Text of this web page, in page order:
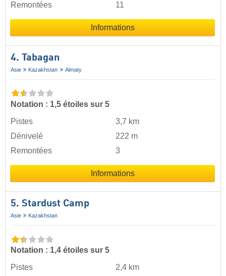
Remontées
11
Informations
4. Tabagan
Asie Kazakhstan Almaty
Notation : 1,5 étoiles sur 5
Pistes
3,7 km
Dénivelé
222 m
Remontées
3
Informations
5. Stardust Camp
Asie Kazakhstan
Notation : 1,4 étoiles sur 5
Pistes
2,4 km